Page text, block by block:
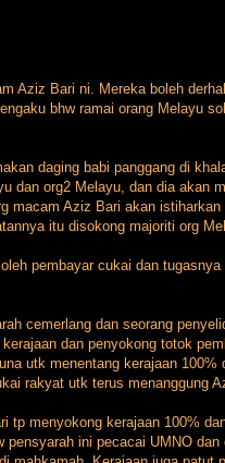
Aziz Bari ni. Mereka boleh
bhw ramai orang Melayu
daging babi panggang di
dan org2 Melayu, dan dia akan
macam Aziz Bari akan
itu disokong majoriti org
pembayar cukai dan
cemerlang dan seorang
dan penyokong totok
utk menentang kerajaan 100%
rakyat utk terus menanggung
menyokong kerajaan 100%
ini pecacai UMNO dan